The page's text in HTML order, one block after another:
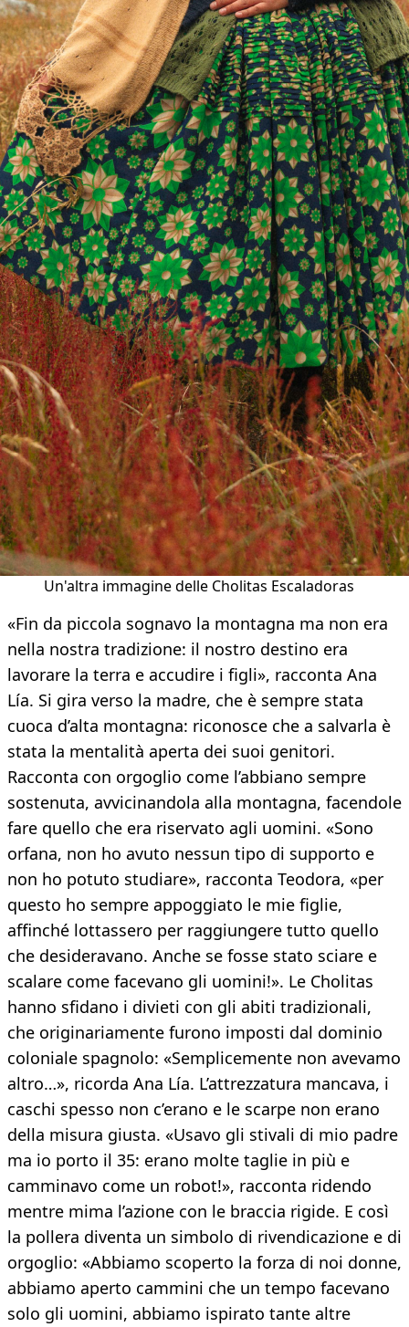
Un'altra immagine delle Cholitas Escaladoras
«Fin da piccola sognavo la montagna ma non era
nella nostra tradizione: il nostro destino era
lavorare la terra e accudire i figli», racconta Ana
Lía. Si gira verso la madre, che è sempre stata
cuoca d’alta montagna: riconosce che a salvarla è
stata la mentalità aperta dei suoi genitori.
Racconta con orgoglio come l’abbiano sempre
sostenuta, avvicinandola alla montagna, facendole
fare quello che era riservato agli uomini. «Sono
orfana, non ho avuto nessun tipo di supporto e
non ho potuto studiare», racconta Teodora, «per
questo ho sempre appoggiato le mie figlie,
affinché lottassero per raggiungere tutto quello
che desideravano. Anche se fosse stato sciare e
scalare come facevano gli uomini!». Le Cholitas
hanno sfidano i divieti con gli abiti tradizionali,
che originariamente furono imposti dal dominio
coloniale spagnolo: «Semplicemente non avevamo
altro…», ricorda Ana Lía. L’attrezzatura mancava, i
caschi spesso non c’erano e le scarpe non erano
della misura giusta. «Usavo gli stivali di mio padre
ma io porto il 35: erano molte taglie in più e
camminavo come un robot!», racconta ridendo
mentre mima l’azione con le braccia rigide. E così
la pollera diventa un simbolo di rivendicazione e di
orgoglio: «Abbiamo scoperto la forza di noi donne,
abbiamo aperto cammini che un tempo facevano
solo gli uomini, abbiamo ispirato tante altre